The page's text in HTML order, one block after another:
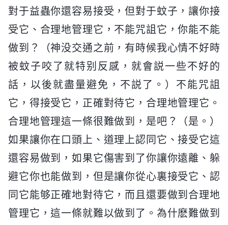
對于益蟲你還容易接受，但對于蚊子，讓你接
受它、合理地管理它，不能咒詛它，你能不能
做到？（神没交通之前，有時候我心情不好時
被蚊子咬了就特别反感，就會説一些不好的
話，以後就盡量避免，不説了。）不能咒詛
它，得接受它，正確對待它，合理地管理它。
合理地管理這一條很難做到，是吧？（是。）
如果讓你在口頭上、道理上認同它、接受它這
還容易做到，如果它傷害到了你讓你遠離、躲
避它你也能做到，但是讓你從心裏接受它、認
同它能够正確地對待它，而且還要做到合理地
管理它，這一條就難以做到了。為什麽難做到